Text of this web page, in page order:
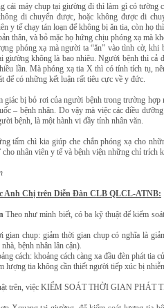
cái máy chụp tại giường đi thì làm gì có tường
di chuyển được, hoặc không được di
y tế chạy tán loạn để không bị ăn tia, còn họ
thân, và bỏ mặc họ hứng chịu phóng xạ mà
phóng xạ mà người ta “ăn” vào tình cờ,
giường không là bao nhiêu. Người bệnh thì
lần. Mà phóng xạ tia X thì có tính tích tụ,
để có những kết luận rất tiêu cực về y đức.
giác bị bỏ rơi của người bệnh trong trường
– bệnh nhân. Do vậy mà việc các điều
bệnh, là một hành vi đầy tính nhân văn.
tấm chì kia giúp che chắn phóng xạ cho
cho nhân viên y tế và bệnh viện những chỉ
Anh Chị trên Diễn Đàn CLB QLCL-ATNB:
Theo như mình biết, có ba kỹ thuật để kiểm
gian chụp: giảm thời gian chụp có nghĩa là
bệnh nhân lân cận).
cách: khoảng cách càng xa đầu đèn phát
lượng tia không cần thiết người tiếp xúc bị
trên, việc KIỂM SOÁT THỜI GIAN PHÁT